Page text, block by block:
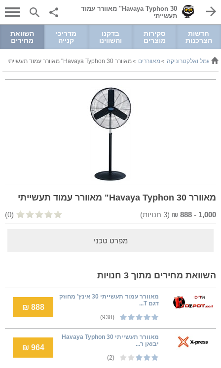
Havaya Typhon 30" מאוורר עמוד
תעשייתי
חדשות
הצרכנות
סקירות
מוצרים
בדקנו
והשווינו
מדריכי
קנייה
השוואת
מחירים
> חשמל ואלקטרוניקה >מאווררים >מאוורר Havaya Typhon 30" מאוורר עמוד תעשייתי
מאוורר Havaya Typhon 30" מאוורר עמוד תעשייתי
1,000
-
888
₪
(
3 חנויות) (0)
מפרט טכני
השוואת מחירים מתוך 3 חנויות
מאוורר עמוד תעשייתי 30 אינץ’ מחוזק
דגם T...
(938)
888 ₪
‏מאוורר תעשייתי Havaya Typhon 30
יבואן ר...
(2)
964 ₪